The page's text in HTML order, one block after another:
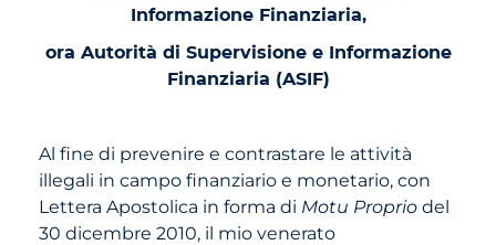
Informazione Finanziaria,
ora Autorità di Supervisione e Informazione
Finanziaria (ASIF)
Al fine di prevenire e contrastare le attività
illegali in campo finanziario e monetario, con
Lettera Apostolica in forma di Motu Propriodel
30 dicembre 2010, il mio venerato